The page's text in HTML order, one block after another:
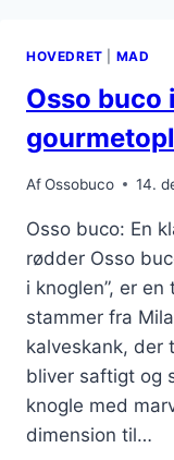
HOVEDRET MAD
Osso
AfOssobuco 14.
Osso buco: En
rødder Osso
i knoglen”, er
stammer fra
kalveskank, der
bliver saftigt og
knogle med
dimension til…